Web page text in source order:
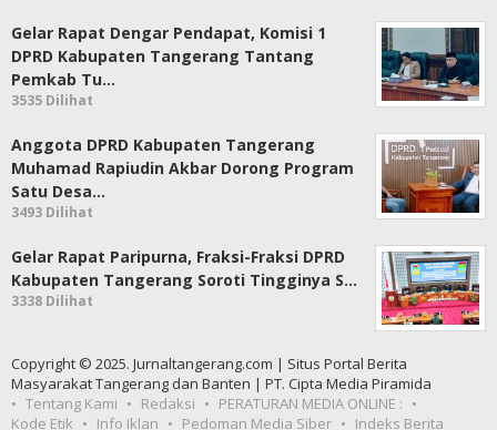
Gelar Rapat Dengar Pendapat, Komisi 1
DPRD Kabupaten Tangerang Tantang
Pemkab Tu…
3535 Dilihat
Anggota DPRD Kabupaten Tangerang
Muhamad Rapiudin Akbar Dorong Program
Satu Desa…
3493 Dilihat
Gelar Rapat Paripurna, Fraksi-Fraksi DPRD
Kabupaten Tangerang Soroti Tingginya S…
3338 Dilihat
Copyright © 2025. Jurnaltangerang.com | Situs Portal Berita
Masyarakat Tangerang dan Banten | PT. Cipta Media Piramida
Tentang Kami
Redaksi
PERATURAN MEDIA ONLINE :
Kode Etik
Info Iklan Pedoman Media Siber Indeks Berita